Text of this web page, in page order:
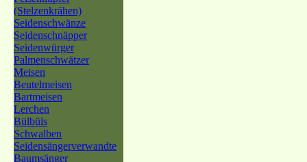
(Stelzenkrähen)
Seidenschwänze
Seidenschnäpper
Seidenwürger
Palmenschwätzer
Meisen
Beutelmeisen
Bartmeisen
Lerchen
Bülbüls
Schwalben
Seidensängerverwandte
Baumsänger